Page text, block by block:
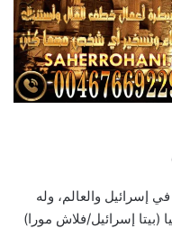
إسرائيل والعالم، وله
(بيتا إسرائيل/فلاش مورا)